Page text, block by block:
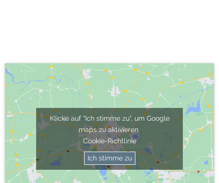
Klicke auf "Ich stimme zu", um Google
maps zu aktivieren
Cookie-Richtlinie
Ich stimme zu